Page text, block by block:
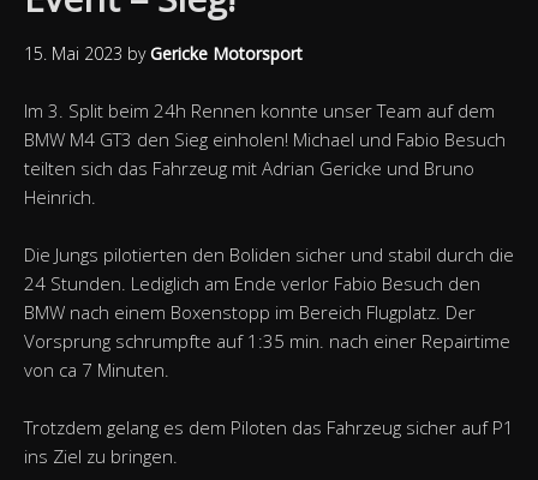
15. Mai 2023 byGericke Motorsport
Im 3. Split beim 24h Rennen konnte unser Team auf dem
BMW M4 GT3 den Sieg einholen! Michael und Fabio Besuch
teilten sich das Fahrzeug mit Adrian Gericke und Bruno
Heinrich.
Die Jungs pilotierten den Boliden sicher und stabil durch die
24 Stunden. Lediglich am Ende verlor Fabio Besuch den
BMW nach einem Boxenstopp im Bereich Flugplatz. Der
Vorsprung schrumpfte auf 1:35 min. nach einer Repairtime
von ca 7 Minuten.
Trotzdem gelang es dem Piloten das Fahrzeug sicher auf P1
ins Ziel zu bringen.